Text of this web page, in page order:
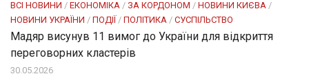
ВСІ НОВИНИ / ЕКОНОМІКА / ЗА КОРДОНОМ / НОВИНИ КИЄВА /
НОВИНИ УКРАЇНИ / ПОДІЇ/ ПОЛІТИКА / СУСПІЛЬСТВО
Мадяр висунув 11 вимог до України для відкриття
переговорних кластерів
30.05.2026